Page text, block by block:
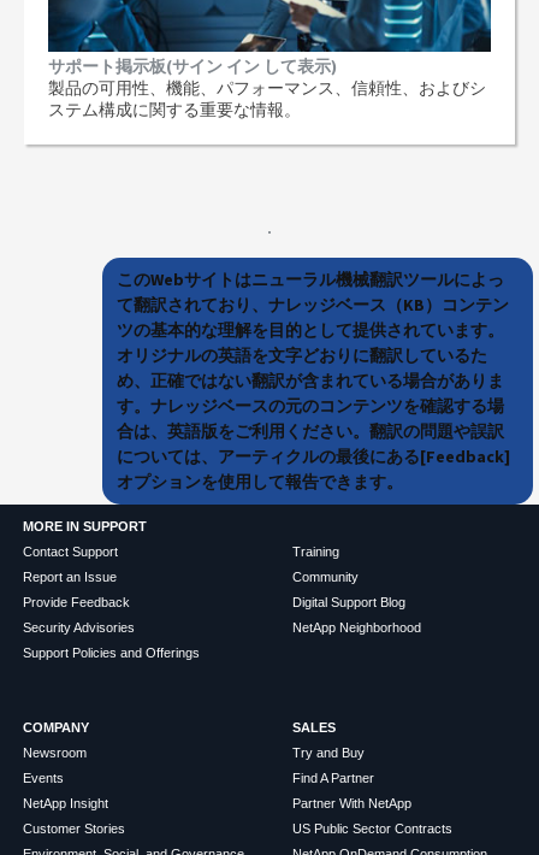
サポート掲示板(サイン イン して表示)
製品の可用性、機能、パフォーマンス、信頼性、およびシ
ステム構成に関する重要な情報。
このWebサイトはニューラル機械翻訳ツールによっ
て翻訳されており、ナレッジベース（KB）コンテン
ツの基本的な理解を目的として提供されています。
オリジナルの英語を文字どおりに翻訳しているた
め、正確ではない翻訳が含まれている場合がありま
す。ナレッジベースの元のコンテンツを確認する場
合は、英語版をご利用ください。翻訳の問題や誤訳
については、アーティクルの最後にある[Feedback]
オプションを使用して報告できます。
MORE IN SUPPORT
Contact Support
Report an Issue
Provide Feedback
Security Advisories
Support Policies and Offerings
Training
Community
Digital Support Blog
NetApp Neighborhood
COMPANY
Newsroom
Events
NetApp Insight
Customer Stories
SALES
Try and Buy
Find A Partner
Partner With NetApp
US Public Sector Contracts